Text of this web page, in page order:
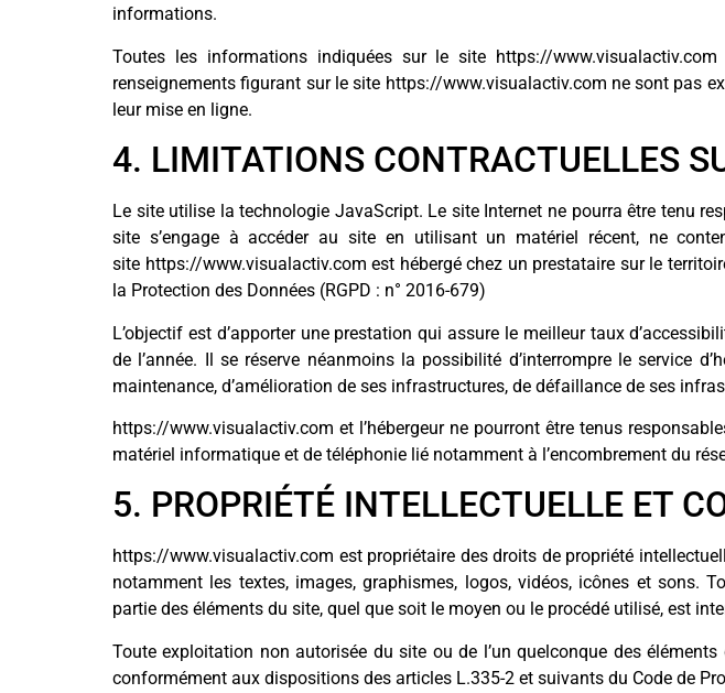
informations.
Toutes les informations indiquées sur le site https://
renseignements figurant sur le site https://www.visualactiv.com ne sont pas
leur mise en ligne.
4. LIMITATIONS CONTRACTUELLES
Le site utilise la technologie JavaScript. Le site Internet ne pourra être tenu
site s’engage à accéder au site en utilisant un matériel récent, ne
site https://www.visualactiv.com est hébergé chez un prestataire sur le
la Protection des Données (RGPD : n° 2016-679)
L’objectif est d’apporter une prestation qui assure le meilleur taux
de l’année. Il se réserve néanmoins la possibilité d’interrompre le service
maintenance, d’amélioration de ses infrastructures, de défaillance de ses
https://www.visualactiv.com et l’hébergeur ne pourront être tenus
matériel informatique et de téléphonie lié notamment à l’encombrement du
5. PROPRIÉTÉ INTELLECTUELLE ET
https://www.visualactiv.com est propriétaire des droits de propriété
notamment les textes, images, graphismes, logos, vidéos, icônes et sons.
partie des éléments du site, quel que soit le moyen ou le procédé utilisé, est
Toute exploitation non autorisée du site ou de l’un quelconque des
conformément aux dispositions des articles L.335-2 et suivants du Code de